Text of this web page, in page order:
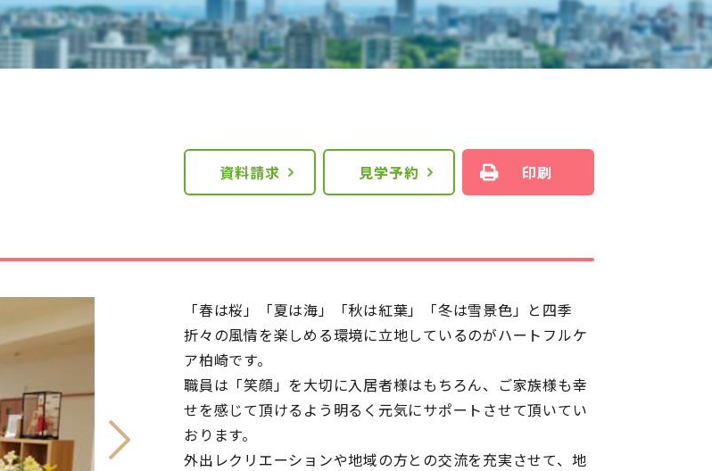
資料請求 見学予約 印刷
「春は桜」「夏は海」「秋は紅葉」「冬は雪景色」と四季
折々の風情を楽しめる環境に立地しているのがハートフルケ
ア柏崎です。
職員は「笑顔」を大切に入居者様はもちろん、ご家族様も幸
せを感じて頂けるよう明るく元気にサポートさせて頂いてい
おります。
外出レクリエーションや地域の方との交流を充実させて、地